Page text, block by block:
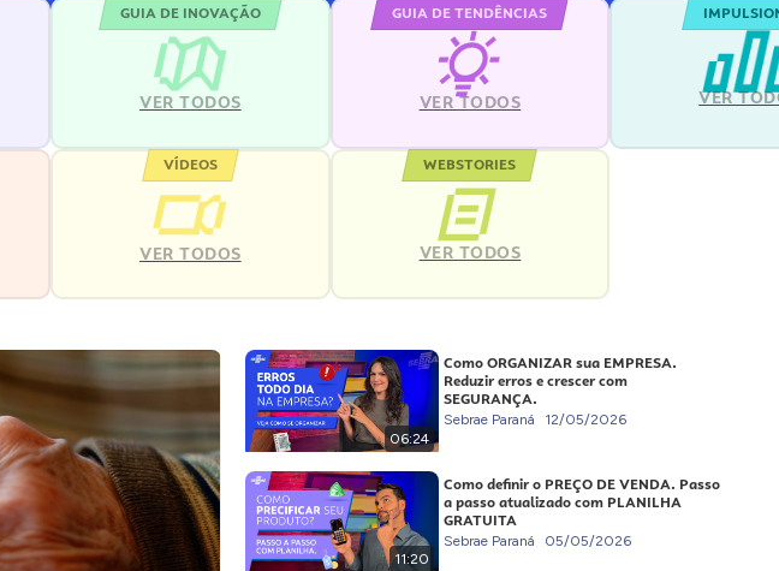
GUIA DE INOVAÇÃO
VER TODOS
GUIA DE TENDÊNCIAS
VER TODOS VER
VÍDEOS
VER TODOS
WEBSTORIES
VER TODOS
06:24
Como ORGANIZAR sua EMPRESA.
Reduzir erros e crescer com
SEGURANÇA.
Sebrae Paraná 12/05/2026
11:20
Como definir o PREÇO DE VENDA. Passo
a passo atualizado com PLANILHA
GRATUITA
Sebrae Paraná 05/05/2026